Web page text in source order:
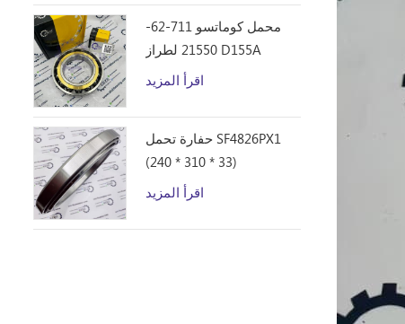
محمل كوماتسو 711-62-
21550 لطراز D155A
اقرأ المزيد
حفارة تحمل SF4826PX1
(240 * 310 * 33)
اقرأ المزيد